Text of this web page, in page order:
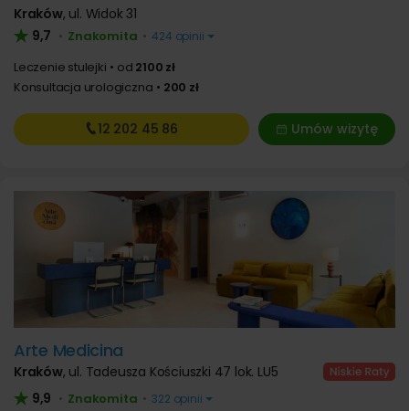
Kraków, ul. Widok 31
9,7 • Znakomita • 424 opinii
Leczenie stulejki od 2100 zł
Konsultacja urologiczna
200 zł
Umów wizytę
12 202 45 86
Arte Medicina
Kraków, ul. Tadeusza Kościuszki 47 lok. LU5
9,9 • Znakomita • 322 opinii